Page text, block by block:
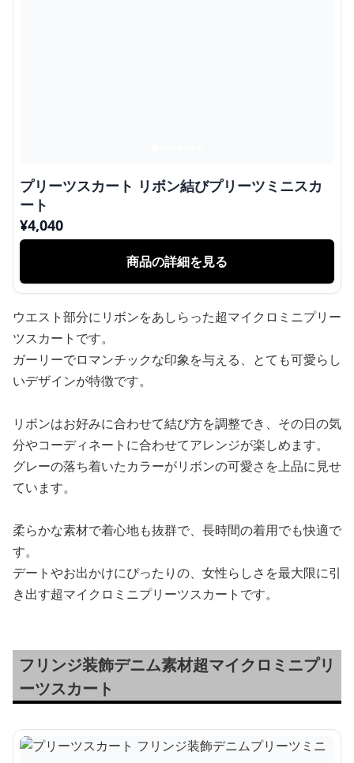
プリーツスカート リボン結びプリーツミニスカ
ート
¥4,040
商品の詳細を見る
ウエスト部分にリボンをあしらった超マイクロミニプリー
ツスカートです。
ガーリーでロマンチックな印象を与える、とても可愛らし
いデザインが特徴です。
リボンはお好みに合わせて結び方を調整でき、その日の気
分やコーディネートに合わせてアレンジが楽しめます。
グレーの落ち着いたカラーがリボンの可愛さを上品に見せ
ています。
柔らかな素材で着心地も抜群で、長時間の着用でも快適で
す。
デートやお出かけにぴったりの、女性らしさを最大限に引
き出す超マイクロミニプリーツスカートです。
フリンジ装飾デニム素材超マイクロミニプリ
ーツスカート